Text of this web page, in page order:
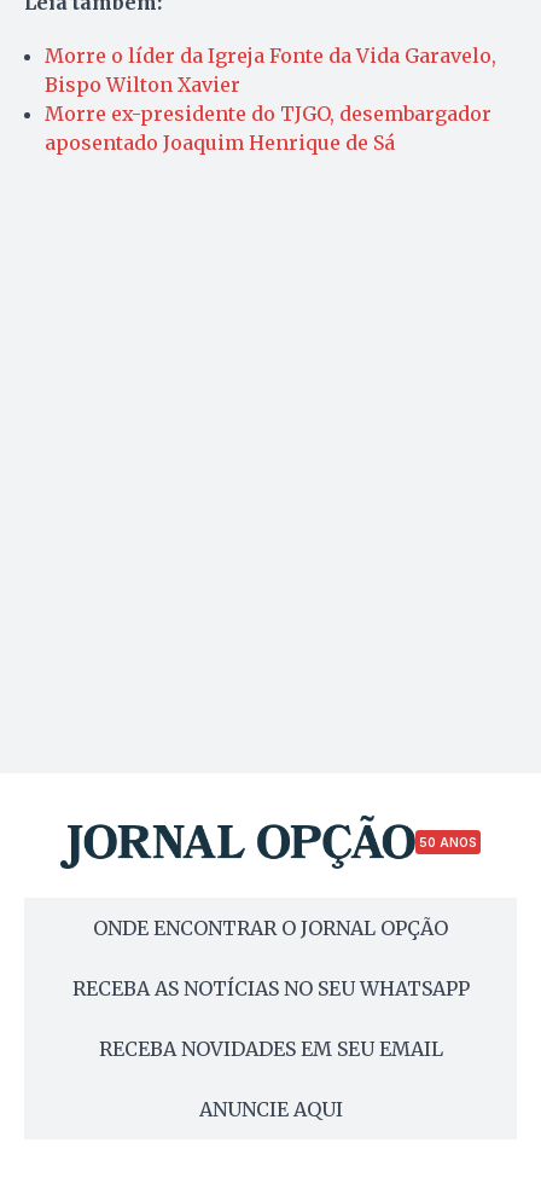
Morre o líder da Igreja Fonte da Vida Garavelo,
Bispo Wilton Xavier
Morre ex-presidente do TJGO, desembargador
aposentado Joaquim Henrique de Sá
50 ANOS
ONDE ENCONTRAR O JORNAL OPÇÃO
RECEBA AS NOTÍCIAS NO SEU WHATSAPP
RECEBA NOVIDADES EM SEU EMAIL
ANUNCIE AQUI